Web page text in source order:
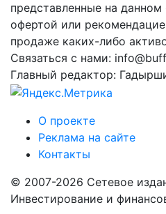
представленные на данном
офертой или
продаже каких-либо
Связаться с нами:
Главный редактор:
О проекте
Реклама на сайте
Контакты
© 2007-2026 Сетевое
Инвестирование и